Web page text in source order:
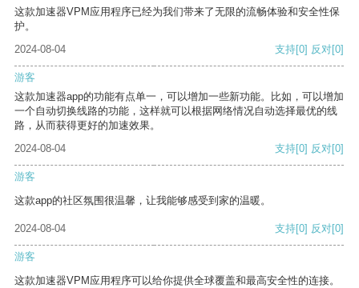
这款加速器VPM应用程序已经为我们带来了无限的流畅体验和安全性保
护。
2024-08-04
支持[0] 反对[0]
游客
这款加速器app的功能有点单一，可以增加一些新功能。比如，可以增加
一个自动切换线路的功能，这样就可以根据网络情况自动选择最优的线
路，从而获得更好的加速效果。
2024-08-04
支持[0] 反对[0]
游客
这款app的社区氛围很温馨，让我能够感受到家的温暖。
2024-08-04 支持[0] 反对[0]
游客
这款加速器VPM应用程序可以给你提供全球覆盖和最高安全性的连接。